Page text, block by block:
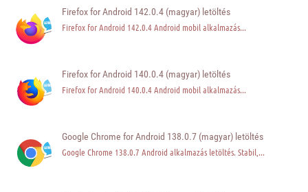
Firefox for Android 142.0.4 (magyar) letöltés
Firefox for Android 142.0.4 Android mobil alkalmazás...
Firefox for Android 140.0.4 (magyar) letöltés
Firefox for Android 140.0.4 Android mobil alkalmazás...
Google Chrome for Android 138.0.7 (magyar) letöltés
Google Chrome 138.0.7 Android alkalmazás letöltés. Stabil,...